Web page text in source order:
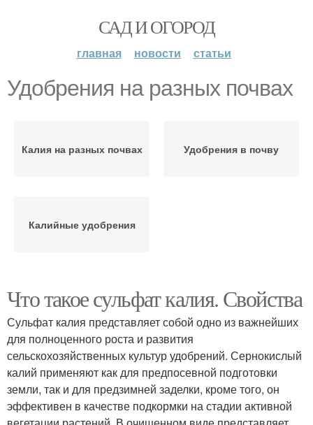
САД И ОГОРОД
главная новости статьи
Удобрения на разных почвах
Калия на разных почвах Удобрения в почву
Калийные удобрения
Что такое сульфат калия. Свойства
Сульфат калия представляет собой одно из важнейших
для полноценного роста и развития
сельскохозяйственных культур удобрений. Сернокислый
калий применяют как для предпосевной подготовки
земли, так и для предзимней заделки, кроме того, он
эффективен в качестве подкормки на стадии активной